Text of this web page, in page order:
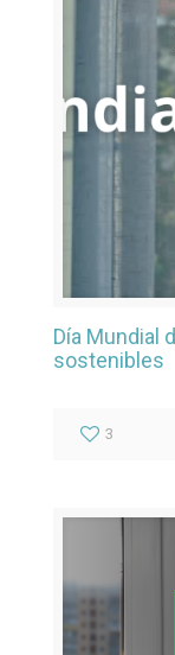
Día Mundial
sostenibles
3